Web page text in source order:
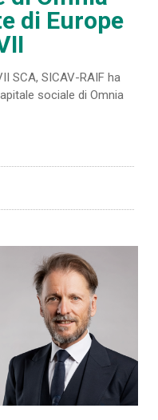
di Europe
SCA, SICAV-RAIF ha
sociale di Omnia